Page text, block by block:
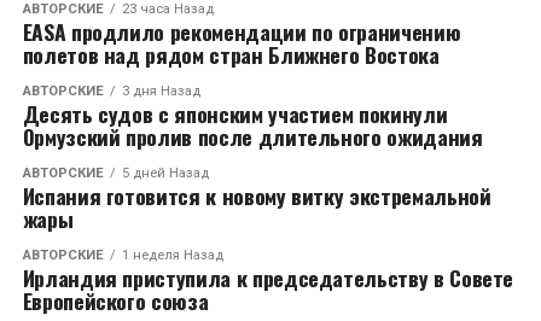
АВТОРСКИЕ 23 часа Назад
EASA продлило рекомендации по ограничению
полетов над рядом стран Ближнего Востока
АВТОРСКИЕ 3 дня Назад
Десять судов с японским участием покинули
Ормузский пролив после длительного ожидания
АВТОРСКИЕ 5 дней Назад
Испания готовится к новому витку экстремальной
жары
АВТОРСКИЕ 1 неделя Назад
Ирландия приступила к председательству в Совете
Европейского союза